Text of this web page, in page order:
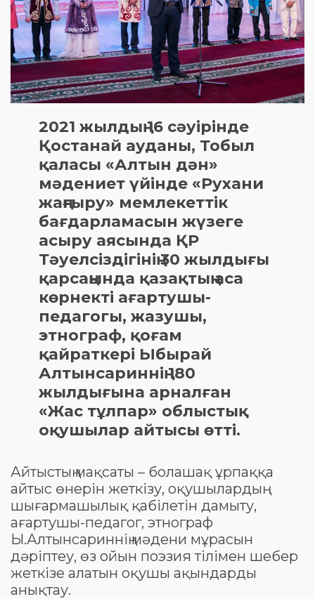
2021 жылдың 16 сәуірінде
Қостанай ауданы, Тобыл
қаласы «Алтын дән»
мәдениет үйінде «Рухани
жаңғыру» мемлекеттік
бағдарламасын жүзеге
асыру аясында ҚР
Тәуелсіздігінің 30 жылдығы
қарсаңында қазақтың аса
көрнекті ағартушы-
педагогы, жазушы,
этнограф, қоғам
қайраткері Ыбырай
Алтынсариннің 180
жылдығына арналған
«Жас тұлпар» облыстық
оқушылар айтысы өтті.
Айтыстың мақсаты – болашақ ұрпаққа
айтыс өнерін жеткізу, оқушылардың
шығармашылық қабілетін дамыту,
ағартушы-педагог, этнограф
Ы.Алтынсариннің мәдени мұрасын
дәріптеу, өз ойын поэзия тілімен шебер
жеткізе алатын оқушы ақындарды
анықтау.